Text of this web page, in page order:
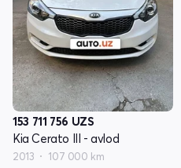
153 711 756 UZS
Kia Cerato III - avlod
2013 107 000 km